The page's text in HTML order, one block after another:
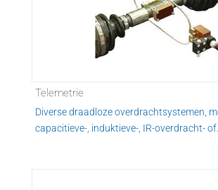
Telemetrie
Diverse draadloze overdrachtsystemen,
capacitieve-, induktieve-, IR-overdracht- of...